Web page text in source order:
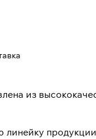
​​из
линейку